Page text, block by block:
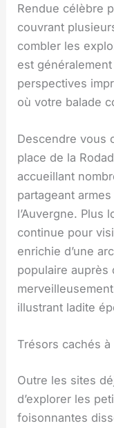
Rendue célèbre
couvrant
combler les
est
perspectives
où votre balade
Descendre vous
place de la
accueillant
partageant
l’Auvergne. Plus
continue pour
enrichie d’une
populaire auprès
illustrant ladite
Trésors cachés
Outre les sites
d’explorer les
foisonnantes